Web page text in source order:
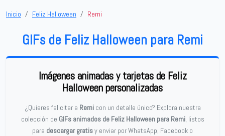
Inicio Feliz Halloween Remi
GIFs de Feliz Halloween para Remi
Imágenes animadas y tarjetas de Feliz
Halloween personalizadas
¿Quieres felicitar a Remicon un detalle único? Explora nuestra
colección de GIFs animados de Feliz Halloween para Remi, listos
para descargar gratisy enviar por WhatsApp, Facebook o